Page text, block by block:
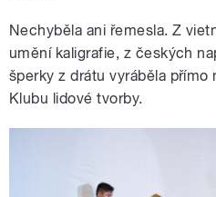
Nechyběla ani řemesla. Z
umění kaligrafie, z českých
šperky z drátu vyráběla přímo
Klubu lidové tvorby.